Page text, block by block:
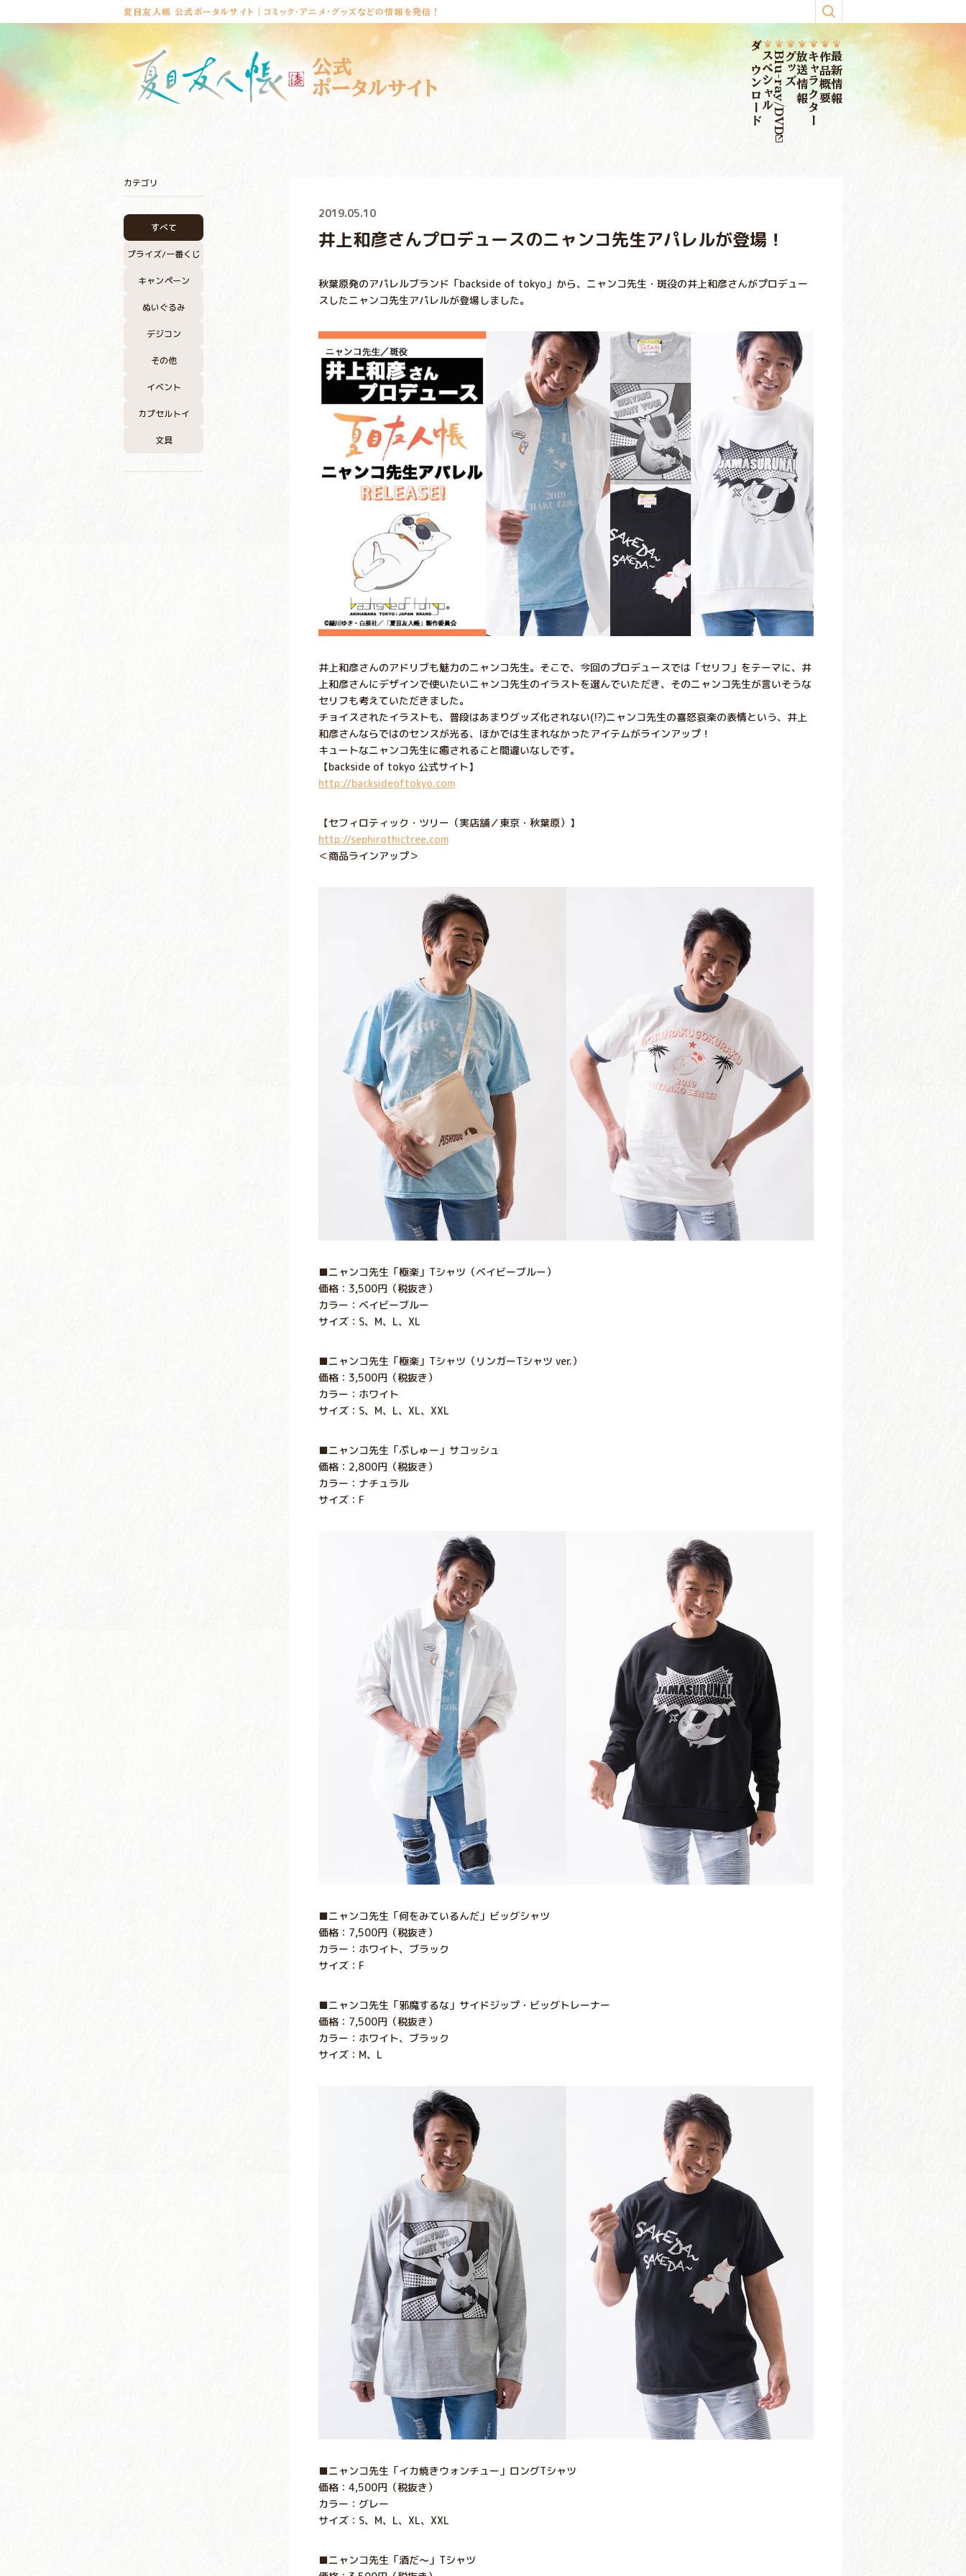
夏目友人帳 公式ポータルサイト｜コミック・アニメ・グッズなどの情報を発信！
公式
ポータルサイト
ダウンロードスペシャルBlu-ray/DVDグッズ放送情報キャラクター作品概要最新情報
カテゴリ
すべて
プライズ/一番くじ
キャンペーン
ぬいぐるみ
デジコン
その他
イベント
カプセルトイ
文具
2019.05.10
井上和彦さんプロデュースのニャンコ先生アパレルが登場！
秋葉原発のアパレルブランド「backside of tokyo」から、ニャンコ先生・斑役の井上和彦さんがプロデュー
スしたニャンコ先生アパレルが登場しました。
井上和彦さんのアドリブも魅力のニャンコ先生。そこで、今回のプロデュースでは「セリフ」をテーマに、井
上和彦さんにデザインで使いたいニャンコ先生のイラストを選んでいただき、そのニャンコ先生が言いそうな
セリフも考えていただきました。
チョイスされたイラストも、普段はあまりグッズ化されない(!?)ニャンコ先生の喜怒哀楽の表情という、井上
和彦さんならではのセンスが光る、ほかでは生まれなかったアイテムがラインアップ！
キュートなニャンコ先生に癒されること間違いなしです。
【backside of tokyo 公式サイト】
http://backsideoftokyo.com
【セフィロティック・ツリー（実店舗／東京・秋葉原）】
http://sephirothictree.com
＜商品ラインアップ＞
■ニャンコ先生「極楽」Tシャツ（ベイビーブルー）
価格：3,500円（税抜き）
カラー：ベイビーブルー
サイズ：S、M、L、XL
■ニャンコ先生「極楽」Tシャツ（リンガーTシャツ ver.）
価格：3,500円（税抜き）
カラー：ホワイト
サイズ：S、M、L、XL、XXL
■ニャンコ先生「ぷしゅー」サコッシュ
価格：2,800円（税抜き）
カラー：ナチュラル
サイズ：F
■ニャンコ先生「何をみているんだ」ビッグシャツ
価格：7,500円（税抜き）
カラー：ホワイト、ブラック
サイズ：F
■ニャンコ先生「邪魔するな」サイドジップ・ビッグトレーナー
価格：7,500円（税抜き）
カラー：ホワイト、ブラック
サイズ：M、L
■ニャンコ先生「イカ焼きウォンチュー」ロングTシャツ
価格：4,500円（税抜き）
カラー：グレー
サイズ：S、M、L、XL、XXL
■ニャンコ先生「酒だ～」Tシャツ